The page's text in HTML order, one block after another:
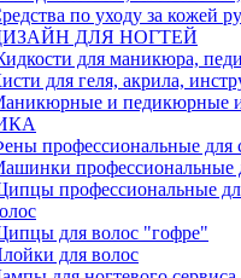
по уходу за кожей
ДЛЯ НОГТЕЙ
для маникюра,
для геля, акрила,
и педикюрные
профессиональные для
профессиональные
профессиональные
для волос "гофре"
для волос